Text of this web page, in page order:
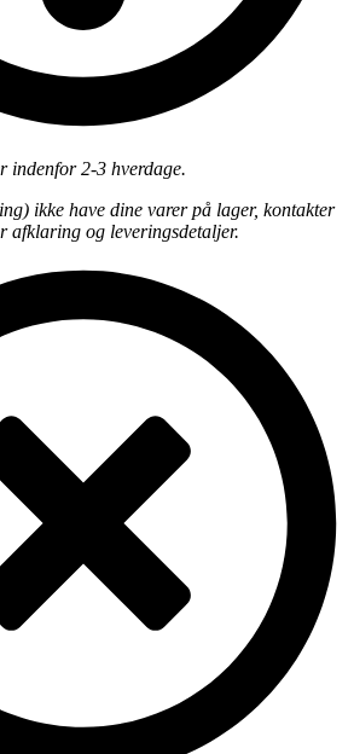
indenfor 2-3 hverdage.
ikke have dine varer på lager, kontakter
afklaring og leveringsdetaljer.